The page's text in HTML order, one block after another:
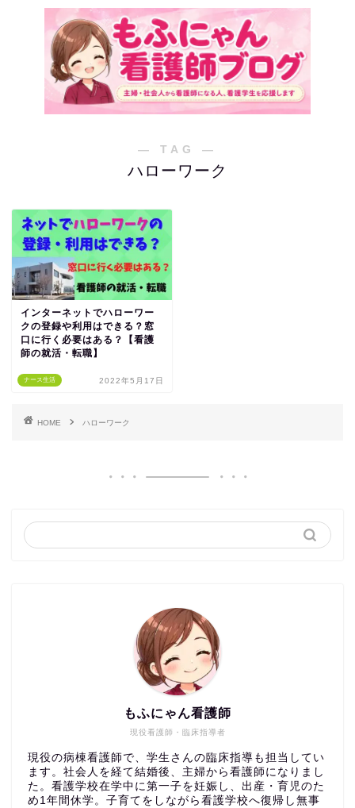
― TAG ―
ハローワーク
ナース生活
インターネットでハローワー
クの登録や利用はできる？窓
口に行く必要はある？【看護
師の就活・転職】
2022年5月17日
HOME ハローワーク
現役看護師・臨床指導者
もふにゃん看護師
現役の病棟看護師で、学生さんの臨床指導も担当してい
ます。社会人を経て結婚後、主婦から看護師になりまし
た。看護学校在学中に第一子を妊娠し、出産・育児のた
め1年間休学。子育てをしながら看護学校へ復帰し無事